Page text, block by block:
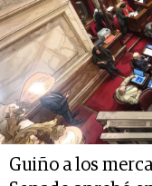
Guiño a los